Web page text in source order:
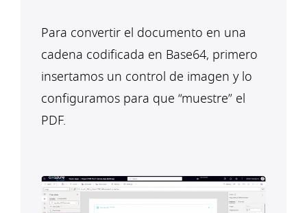
Para convertir el documento en una
cadena codificada en Base64, primero
insertamos un control de imagen y lo
configuramos para que “muestre” el
PDF.